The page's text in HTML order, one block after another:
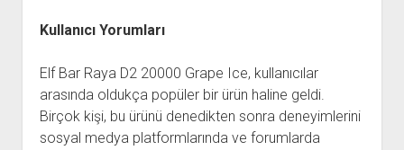
Kullanıcı Yorumları
Elf Bar Raya D2 20000 Grape Ice, kullanıcılar
arasında oldukça popüler bir ürün haline geldi.
Birçok kişi, bu ürünü denedikten sonra deneyimlerini
sosyal medya platformlarında ve forumlarda